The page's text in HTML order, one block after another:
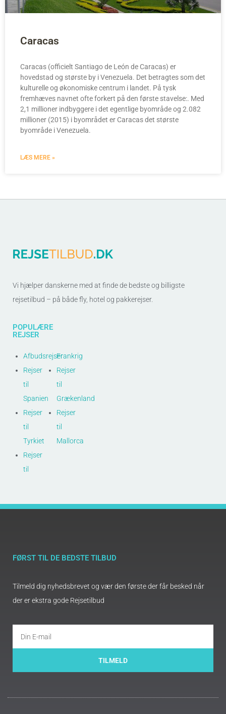
Caracas
Caracas (officielt Santiago de León de Caracas) er
hovedstad og største by i Venezuela. Det betragtes som det
kulturelle og økonomiske centrum i landet. På tysk
fremhæves navnet ofte forkert på den første stavelse:. Med
2,1 millioner indbyggere i det egentlige byområde og 2.082
millioner (2015) i byområdet er Caracas det største
byområde i Venezuela.
LÆS MERE »
Vi hjælper danskerne med at finde de bedste og billigste
rejsetilbud – på både fly, hotel og pakkerejser.
POPULÆRE
REJSER
Afbudsrejser
Rejser
til
Spanien
Rejser
til
Tyrkiet
Rejser
til
Frankrig
Rejser
til
Grækenland
Rejser
til
Mallorca
FØRST TIL DE BEDSTE TILBUD
Tilmeld dig nyhedsbrevet og vær den første der får besked når
der er ekstra gode Rejsetilbud
TILMELD